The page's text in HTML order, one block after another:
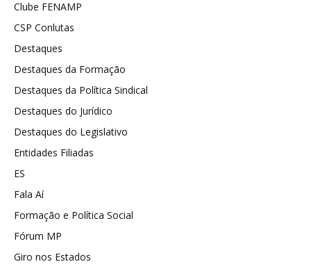
Clube FENAMP
CSP Conlutas
Destaques
Destaques da Formação
Destaques da Política Sindical
Destaques do Jurídico
Destaques do Legislativo
Entidades Filiadas
ES
Fala Aí
Formação e Política Social
Fórum MP
Giro nos Estados